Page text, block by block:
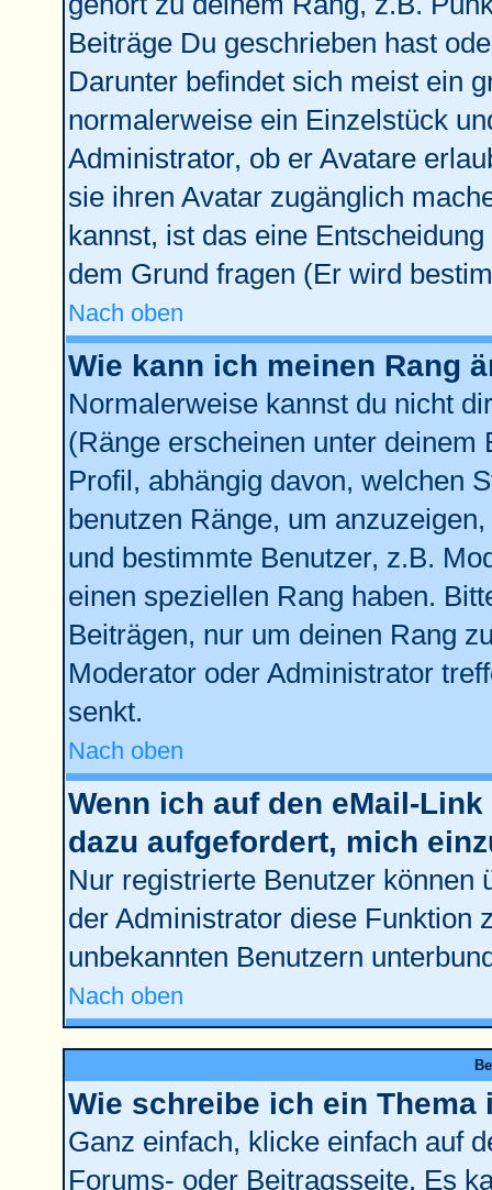
Beiträge Du geschrieben hast
Darunter befindet sich meist ein
normalerweise ein Einzelstück
Administrator, ob er Avatare
sie ihren Avatar zugänglich
kannst, ist das eine
dem Grund fragen (Er wird
Nach oben
Wie kann ich meinen Rang
Normalerweise kannst du nicht
(Ränge erscheinen unter deinem
Profil, abhängig davon, welchen
benutzen Ränge, um
und bestimmte Benutzer, z.B.
einen speziellen Rang haben.
Beiträgen, nur um deinen Rang
Moderator oder Administrator
senkt.
Nach oben
Wenn ich auf den eMail-
dazu aufgefordert, mich
Nur registrierte Benutzer können
der Administrator diese Funktion
unbekannten Benutzern
Nach oben
Wie schreibe ich ein Thema
Ganz einfach, klicke einfach auf
Forums- oder Beitragsseite. Es